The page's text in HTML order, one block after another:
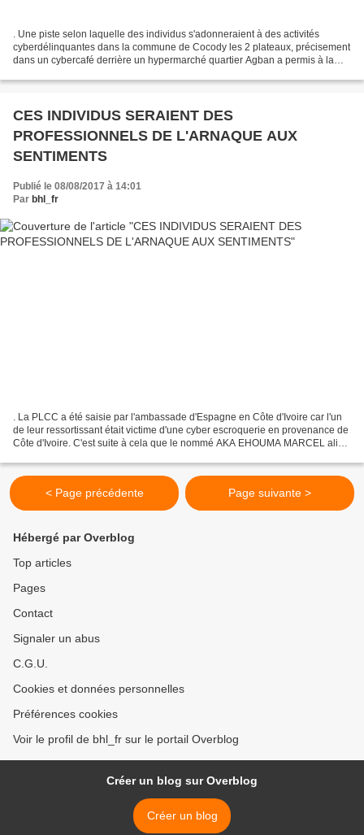
. Une piste selon laquelle des individus s'adonneraient à des activités
cyberdélinquantes dans la commune de Cocody les 2 plateaux, précisement
dans un cybercafé derrière un hypermarché quartier Agban a permis à la
CES INDIVIDUS SERAIENT DES
PROFESSIONNELS DE L'ARNAQUE AUX
SENTIMENTS
Publié le 08/08/2017 à 14:01
Par bhl_fr
. La PLCC a été saisie par l'ambassade d'Espagne en Côte d'Ivoire car l'un
de leur ressortissant était victime d'une cyber escroquerie en provenance de
Côte d'Ivoire. C'est suite à cela que le nommé AKA EHOUMA MARCEL alias
< Page précédente Page suivante >
Hébergé par Overblog
Top articles
Pages
Contact
Signaler un abus
C.G.U.
Cookies et données personnelles
Préférences cookies
Voir le profil de bhl_fr sur le portail Overblog
Créer un blog sur Overblog
Créer un blog